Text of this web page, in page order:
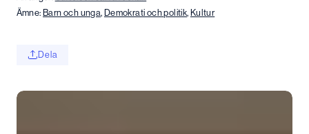
Ämne: Barn och unga, Demokrati och politik, Kultur
Dela